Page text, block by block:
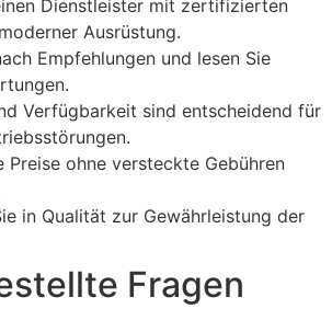
Dienstleister mit zertifizierten
Ausrüstung.
Empfehlungen und lesen Sie
Verfügbarkeit sind entscheidend für
Preise ohne versteckte Gebühren
in Qualität zur Gewährleistung der
Fragen